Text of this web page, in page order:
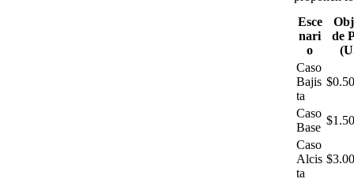
Esce
nari
o
de
Caso
Bajis
ta
$0.50
Caso
Base
$1.50
Caso
Alcis
ta
$3.00